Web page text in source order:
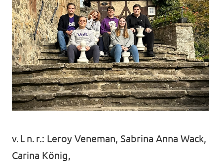
v. l. n. r.: Leroy Veneman, Sabrina Anna Wack,
Carina König,